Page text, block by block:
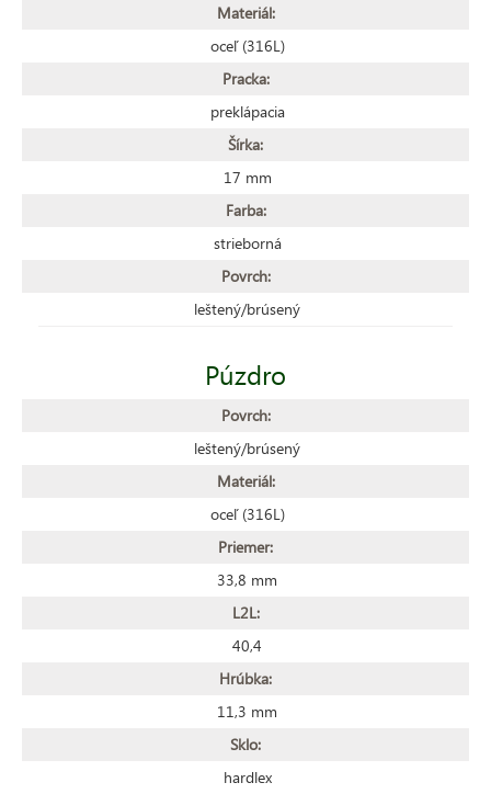
Materiál:
oceľ (316L)
Pracka:
preklápacia
Šírka:
17 mm
Farba:
strieborná
Povrch:
leštený/brúsený
Púzdro
Povrch:
leštený/brúsený
Materiál:
oceľ (316L)
Priemer:
33,8 mm
L2L:
40,4
Hrúbka:
11,3 mm
Sklo:
hardlex